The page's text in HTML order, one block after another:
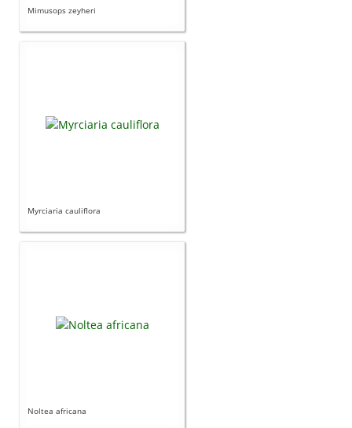
Mimusops zeyheri
Myrciaria cauliflora
Noltea africana